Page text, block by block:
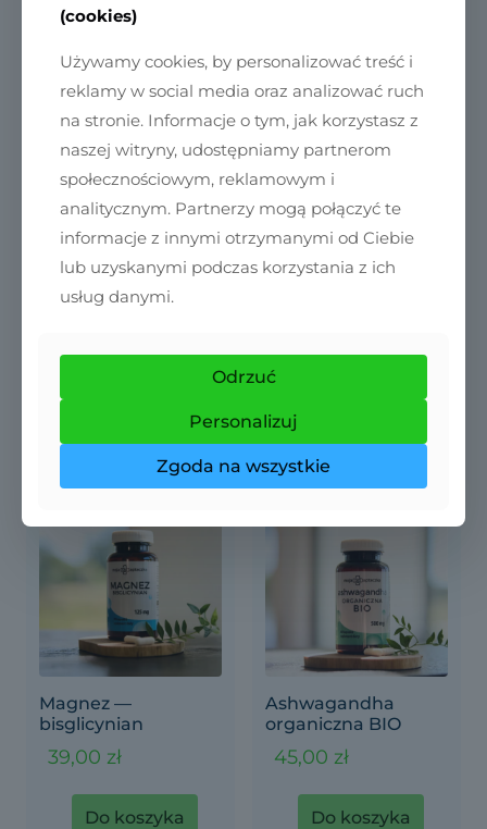
Po kąpieli
Przechowywać w chłodnym, zacienionym
miejscu, z dala od bezpośredniego światła. Po
otwarciu zużyć w ciągu 6–12 miesięcy dla pełnej
świeżości.
Polecamy w zestawie
Magnez —
bisglicynian
39,00 zł
Do koszyka
Ashwagandha
organiczna BIO
45,00 zł
Do koszyka
(cookies)
Używamy cookies, by personalizować treść i
reklamy w social media oraz analizować ruch
na stronie. Informacje o tym, jak korzystasz z
naszej witryny, udostępniamy partnerom
społecznościowym, reklamowym i
analitycznym. Partnerzy mogą połączyć te
informacje z innymi otrzymanymi od Ciebie
lub uzyskanymi podczas korzystania z ich
usług danymi.
Odrzuć
Personalizuj
Zgoda na wszystkie